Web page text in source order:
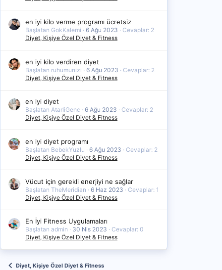
en iyi kilo verme programı ücretsiz
Başlatan GokKalemi 6 Ağu 2023
Cevaplar: 2
Diyet, Kişiye Özel Diyet & Fitness
en iyi kilo verdiren diyet
Başlatan ruhumunizi 6 Ağu 2023
Cevaplar: 2
Diyet, Kişiye Özel Diyet & Fitness
en iyi diyet
Başlatan AtarliGenc 6 Ağu 2023
Cevaplar: 2
Diyet, Kişiye Özel Diyet & Fitness
en iyi diyet programı
Başlatan BebekYuzlu 6 Ağu 2023
Cevaplar: 2
Diyet, Kişiye Özel Diyet & Fitness
Vücut için gerekli enerjiyi ne sağlar
Başlatan TheMeridian 6 Haz 2023
Cevaplar: 1
Diyet, Kişiye Özel Diyet & Fitness
En İyi Fitness Uygulamaları
Başlatan admin 30 Nis 2023
Cevaplar: 0
Diyet, Kişiye Özel Diyet & Fitness
Diyet, Kişiye Özel Diyet & Fitness